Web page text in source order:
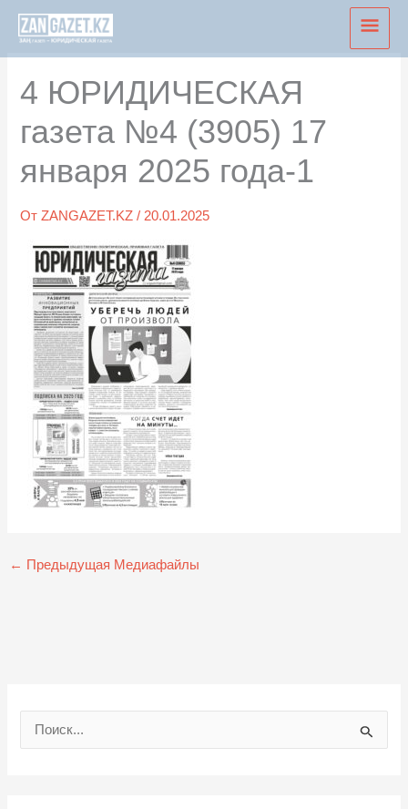
Перейти
содержимому
4 ЮРИДИЧЕСКАЯ
газета №4 (3905) 17
января 2025 года-1
ОтZANGAZET.KZ/20.01.2025
← Предыдущая Медиафайлы